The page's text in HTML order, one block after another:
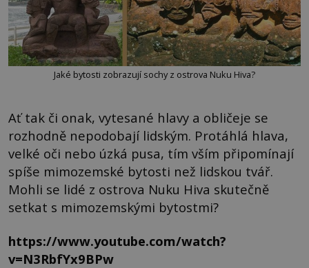
Jaké bytosti zobrazují sochy z ostrova Nuku Hiva?
Ať tak či onak, vytesané hlavy a obličeje se
rozhodně nepodobají lidským. Protáhlá hlava,
velké oči nebo úzká pusa, tím vším připomínají
spíše mimozemské bytosti než lidskou tvář.
Mohli se lidé z ostrova Nuku Hiva skutečně
setkat s mimozemskými bytostmi?
https://www.youtube.com/watch?
v=N3RbfYx9BPw